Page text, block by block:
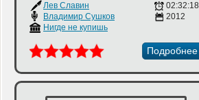
Лев Славин
Владимир Сушков
Нигде не купишь
02:32:18
2012
Подробнее